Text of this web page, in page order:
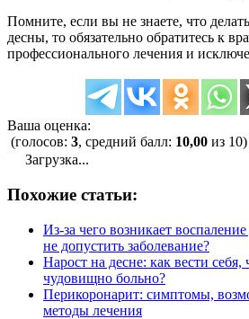
Помните, если вы не знаете, что
десны, то обязательно обратитесь к
профессионального лечения и
Ваша оценка:
(голосов: 3, средний балл: 10,00 из 10)
Загрузка...
Похожие статьи:
Из-за чего возникает
не допустить заболевание?
Нарост на десне: как вести
чудовищно больно?
Перикоронарит: симптомы,
методы лечения